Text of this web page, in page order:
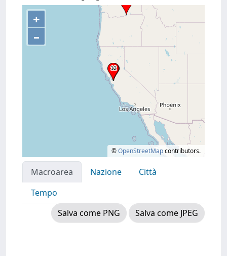
+
–
©OpenStreetMapcontributors.
Macroarea Nazione
Città
Tempo
Salva come PNG
Salva come JPEG